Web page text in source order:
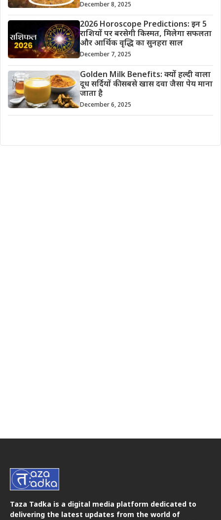
December 8, 2025
2026 Horoscope Predictions: इन 5
राशियों पर बरसेगी किस्मत, मिलेगा सफलता
और आर्थिक वृद्धि का सुनहरा साल
December 7, 2025
Golden Milk Benefits: क्यों हल्दी वाला
दूध सर्दियों की सबसे खास दवा जैसा पेय माना
जाता है
December 6, 2025
Taza Tadka is a digital media platform dedicated to
delivering the latest updates from the world of